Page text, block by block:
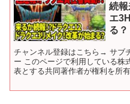
続
エ
る？
チャンネル登録はこちら→ サブ
ー このページで利用している株
表とする共同著作者が権利を所